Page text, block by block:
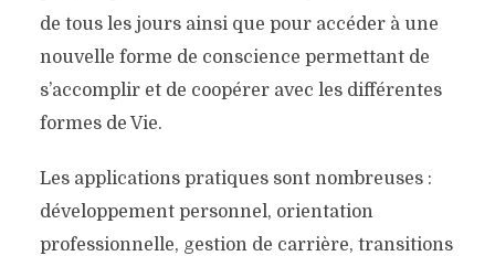
de tous les jours ainsi que pour accéder à une
nouvelle forme de conscience permettant de
s’accomplir et de coopérer avec les différentes
formes de Vie.
Les applications pratiques sont nombreuses :
développement personnel, orientation
professionnelle, gestion de carrière, transitions